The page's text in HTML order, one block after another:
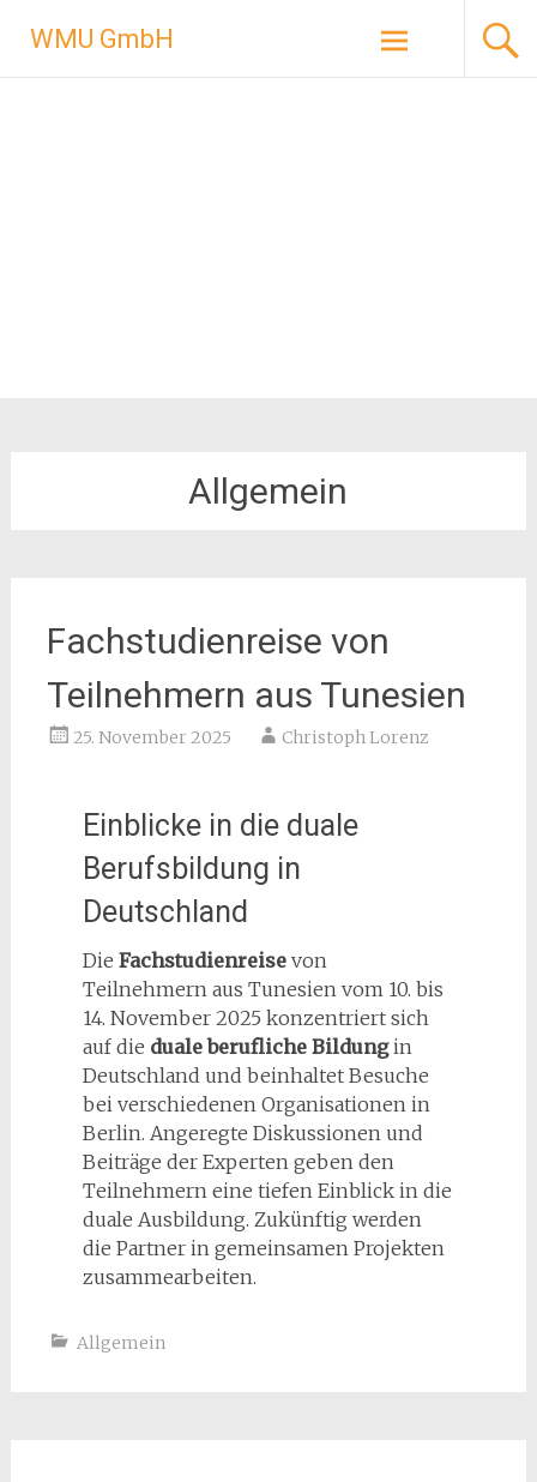
Inhalt
springen
WMU GmbH
Allgemein
Fachstudienreise von
Teilnehmern aus Tunesien
25. November 2025 Christoph Lorenz
Einblicke in die duale
Berufsbildung in
Deutschland
Die Fachstudienreisevon
Teilnehmern aus Tunesien vom 10. bis
14. November 2025 konzentriert sich
auf die duale berufliche Bildungin
Deutschland und beinhaltet Besuche
bei verschiedenen Organisationen in
Berlin. Angeregte Diskussionen und
Beiträge der Experten geben den
Teilnehmern eine tiefen Einblick in die
duale Ausbildung. Zukünftig werden
die Partner in gemeinsamen Projekten
zusammearbeiten.
Allgemein